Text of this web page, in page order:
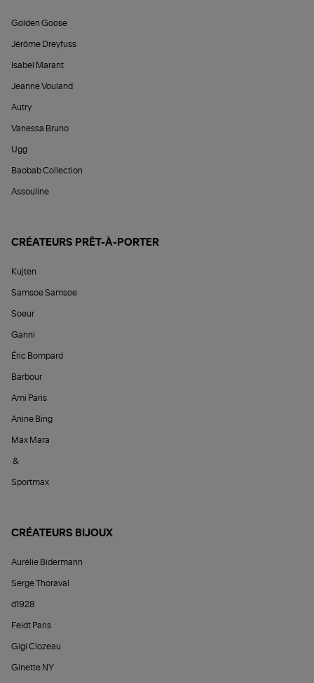
Golden Goose
Jérôme Dreyfuss
Isabel Marant
Jeanne Vouland
Autry
Vanessa Bruno
Ugg
Baobab Collection
Assouline
CRÉATEURS PRÊT-À-PORTER
Kujten
Samsoe Samsoe
Soeur
Ganni
Éric Bompard
Barbour
Ami Paris
Anine Bing
Max Mara
&
Sportmax
CRÉATEURS BIJOUX
Aurélie Bidermann
Serge Thoraval
d1928
Feidt Paris
Gigi Clozeau
Ginette NY